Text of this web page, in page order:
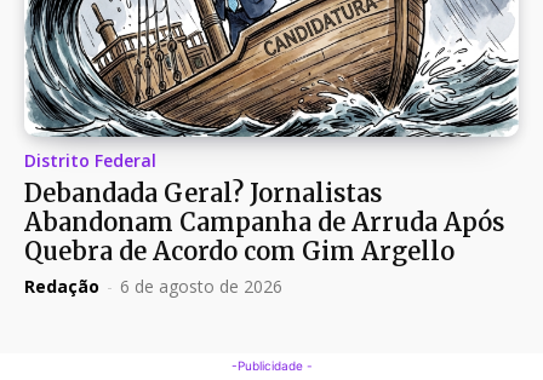
Distrito Federal
Debandada Geral? Jornalistas
Abandonam Campanha de Arruda Após
Quebra de Acordo com Gim Argello
Redação - 6 de agosto de 2026
-Publicidade -